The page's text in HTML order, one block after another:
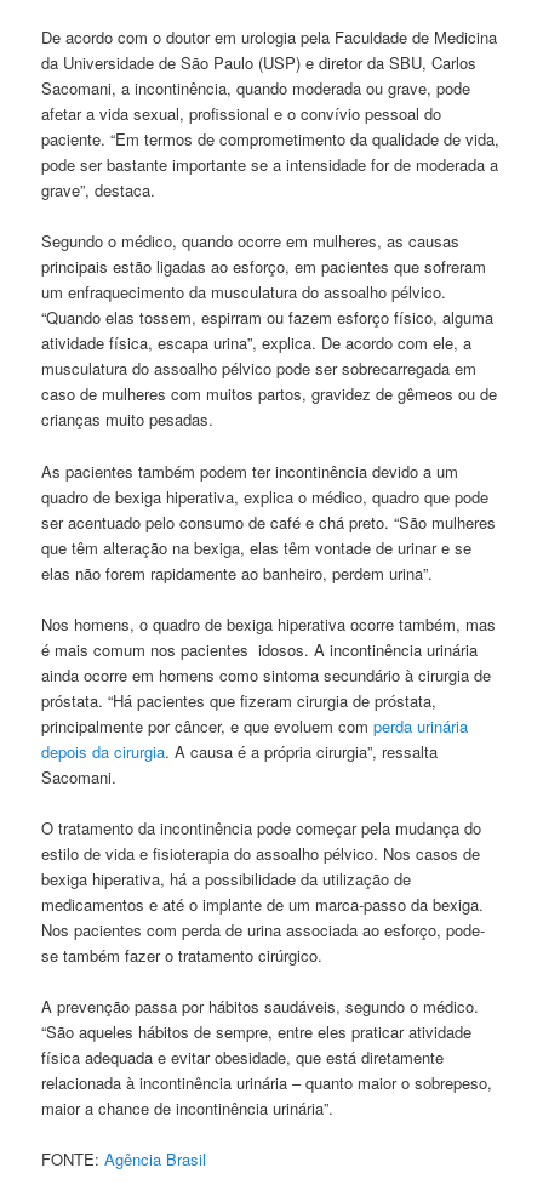
De acordo com o doutor em urologia pela Faculdade de Medicina
da Universidade de São Paulo (USP) e diretor da SBU, Carlos
Sacomani, a incontinência, quando moderada ou grave, pode
afetar a vida sexual, profissional e o convívio pessoal do
paciente. “Em termos de comprometimento da qualidade de vida,
pode ser bastante importante se a intensidade for de moderada a
grave”, destaca.
Segundo o médico, quando ocorre em mulheres, as causas
principais estão ligadas ao esforço, em pacientes que sofreram
um enfraquecimento da musculatura do assoalho pélvico.
“Quando elas tossem, espirram ou fazem esforço físico, alguma
atividade física, escapa urina”, explica. De acordo com ele, a
musculatura do assoalho pélvico pode ser sobrecarregada em
caso de mulheres com muitos partos, gravidez de gêmeos ou de
crianças muito pesadas.
As pacientes também podem ter incontinência devido a um
quadro de bexiga hiperativa, explica o médico, quadro que pode
ser acentuado pelo consumo de café e chá preto. “São mulheres
que têm alteração na bexiga, elas têm vontade de urinar e se
elas não forem rapidamente ao banheiro, perdem urina”.
Nos homens, o quadro de bexiga hiperativa ocorre também, mas
é mais comum nos pacientes idosos. A incontinência urinária
ainda ocorre em homens como sintoma secundário à cirurgia de
próstata. “Há pacientes que fizeram cirurgia de próstata,
principalmente por câncer, e que evoluem comperda urinária
depois da cirurgia. A causa é a própria cirurgia”, ressalta
Sacomani.
O tratamento da incontinência pode começar pela mudança do
estilo de vida e fisioterapia do assoalho pélvico. Nos casos de
bexiga hiperativa, há a possibilidade da utilização de
medicamentos e até o implante de um marca-passo da bexiga.
Nos pacientes com perda de urina associada ao esforço, pode-
se também fazer o tratamento cirúrgico.
A prevenção passa por hábitos saudáveis, segundo o médico.
“São aqueles hábitos de sempre, entre eles praticar atividade
física adequada e evitar obesidade, que está diretamente
relacionada à incontinência urinária – quanto maior o sobrepeso,
maior a chance de incontinência urinária”.
FONTE:Agência Brasil